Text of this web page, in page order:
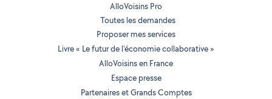
AlloVoisins Pro
Toutes les demandes
Proposer mes services
Livre « Le futur de l'économie collaborative »
AlloVoisins en France
Espace presse
Partenaires et Grands Comptes